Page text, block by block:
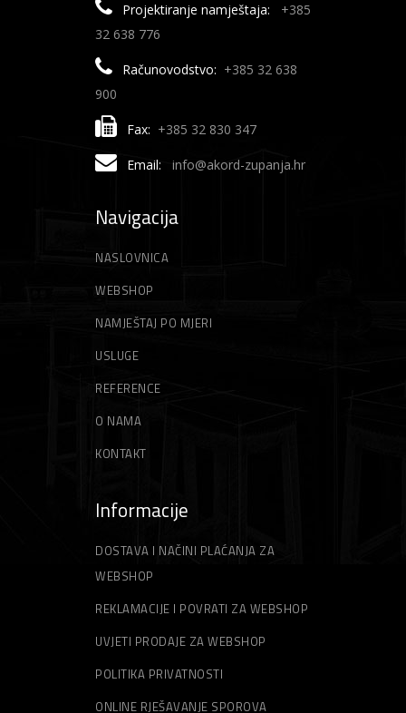
Projektiranje namještaja:
+385
32 638 776
Računovodstvo: +385 32 638
900
Fax: +385 32 830 347
Email: info@akord-zupanja.hr
Navigacija
NASLOVNICA
WEBSHOP
NAMJEŠTAJ PO MJERI
USLUGE
REFERENCE
O NAMA
KONTAKT
Informacije
DOSTAVA I NAČINI PLAĆANJA ZA
WEBSHOP
REKLAMACIJE I POVRATI ZA WEBSHOP
UVJETI PRODAJE ZA WEBSHOP
POLITIKA PRIVATNOSTI
ONLINE RJEŠAVANJE SPOROVA